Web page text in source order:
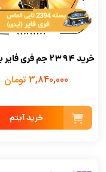
خرید 2394 جم فری فایر با آیدی
3,840,000 تومان
خرید آیتم